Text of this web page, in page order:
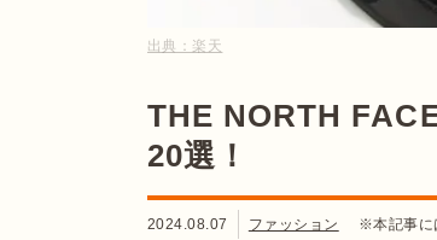
出典： 楽天
THE NORTH
20選！
2024.08.07 ファッション ※本記事に